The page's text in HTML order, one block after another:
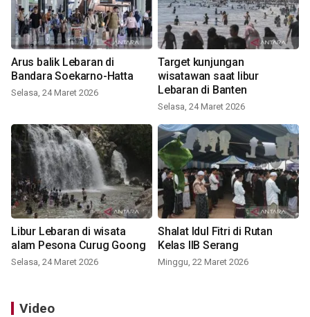
Arus balik Lebaran di
Bandara Soekarno-Hatta
Selasa, 24 Maret 2026
Target kunjungan
wisatawan saat libur
Lebaran di Banten
Selasa, 24 Maret 2026
Libur Lebaran di wisata
alam Pesona Curug Goong
Selasa, 24 Maret 2026
Shalat Idul Fitri di Rutan
Kelas IIB Serang
Minggu, 22 Maret 2026
Video